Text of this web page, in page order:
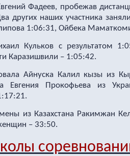
Фадеев, пробежав
других наших участника
1:06:31, Ойбека
Кульков с результатом
Каразишвили – 1:05:42.
Айнуска Калил кызы из
Евгения Прокофьева из
из Казахстана Ракимжан
– 33:50.